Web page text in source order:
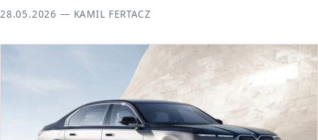
28.05.2026 — KAMIL FERTACZ